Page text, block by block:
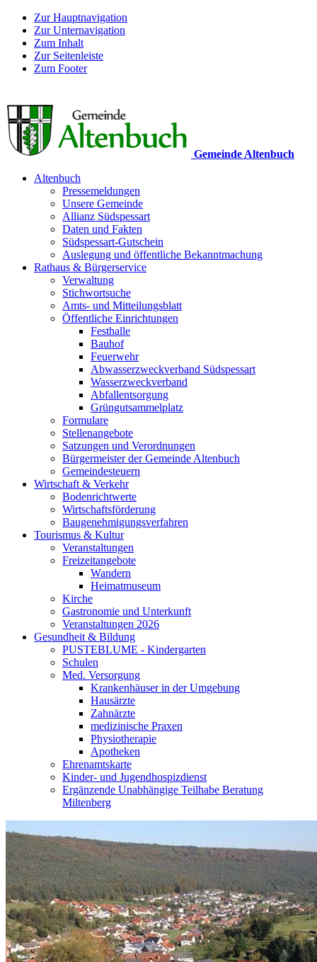
Zur Hauptnavigation
Zur Unternavigation
Zum Inhalt
Zur Seitenleiste
Zum Footer
Gemeinde Altenbuch
Altenbuch
Pressemeldungen
Unsere Gemeinde
Allianz Südspessart
Daten und Fakten
Südspessart-Gutschein
Auslegung und öffentliche Bekanntmachung
Rathaus & Bürgerservice
Verwaltung
Stichwortsuche
Amts- und Mitteilungsblatt
Öffentliche Einrichtungen
Festhalle
Bauhof
Feuerwehr
Abwasserzweckverband Südspessart
Wasserzweckverband
Abfallentsorgung
Grüngutsammelplatz
Formulare
Stellenangebote
Satzungen und Verordnungen
Bürgermeister der Gemeinde Altenbuch
Gemeindesteuern
Wirtschaft & Verkehr
Bodenrichtwerte
Wirtschaftsförderung
Baugenehmigungsverfahren
Tourismus & Kultur
Veranstaltungen
Freizeitangebote
Wandern
Heimatmuseum
Kirche
Gastronomie und Unterkunft
Veranstaltungen 2026
Gesundheit & Bildung
PUSTEBLUME - Kindergarten
Schulen
Med. Versorgung
Krankenhäuser in der Umgebung
Hausärzte
Zahnärzte
medizinische Praxen
Physiotherapie
Apotheken
Ehrenamtskarte
Kinder- und Jugendhospizdienst
Ergänzende Unabhängige Teilhabe Beratung
Miltenberg